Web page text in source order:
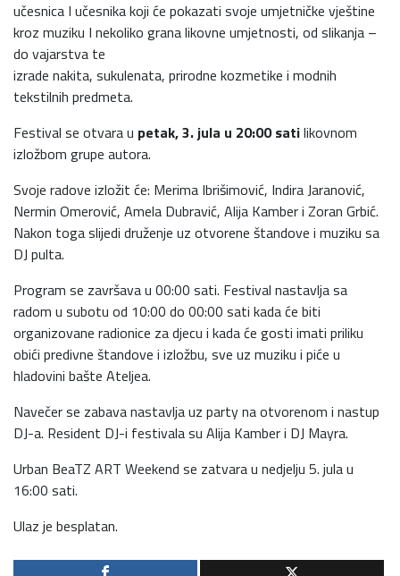
učesnica I učesnika koji će pokazati svoje umjetničke vještine
kroz muziku I nekoliko grana likovne umjetnosti, od slikanja –
do vajarstva te
izrade nakita, sukulenata, prirodne kozmetike i modnih
tekstilnih predmeta.
Festival se otvara u petak, 3. jula u 20:00 satilikovnom
izložbom grupe autora.
Svoje radove izložit će: Merima Ibrišimović, Indira Jaranović,
Nermin Omerović, Amela Dubravić, Alija Kamber i Zoran Grbić.
Nakon toga slijedi druženje uz otvorene štandove i muziku sa
DJ pulta.
Program se završava u 00:00 sati. Festival nastavlja sa
radom u subotu od 10:00 do 00:00 sati kada će biti
organizovane radionice za djecu i kada će gosti imati priliku
obići predivne štandove i izložbu, sve uz muziku i piće u
hladovini bašte Ateljea.
Navečer se zabava nastavlja uz party na otvorenom i nastup
DJ-a. Resident DJ-i festivala su Alija Kamber i DJ Mayra.
Urban BeaTZ ART Weekend se zatvara u nedjelju 5. jula u
16:00 sati.
Ulaz je besplatan.